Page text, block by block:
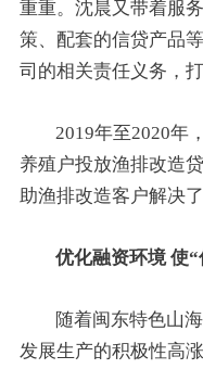
重重。沈晨又带着服
策、配套的信贷产品
司的相关责任义务，
2019年至2020年
养殖户投放渔排改造
助渔排改造客户解决了
优化融资环境 使
随着闽东特色山
发展生产的积极性高